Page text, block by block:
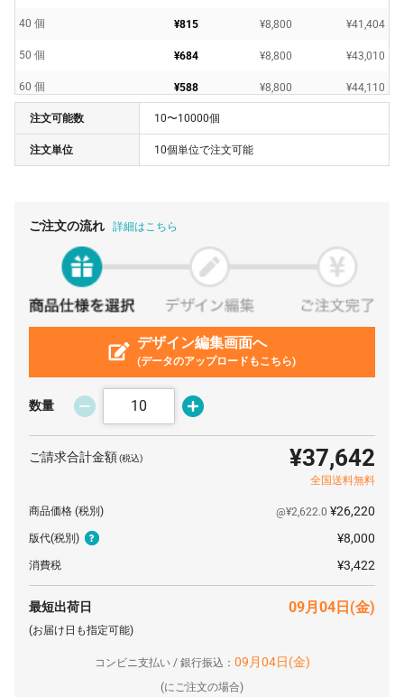
40 個 ¥815 ¥8,800 ¥41,404
50 個 ¥684 ¥8,800 ¥43,010
60 個 ¥588 ¥8,800 ¥44,110
70 個 ¥524
80 個 ¥471
¥235 ¥126,478
注文可能数 10〜10000個
注文単位 10個単位で注文可能
ご注文の流れ 詳細はこちら
デザイン編集画面へ
(データのアップロードもこちら)
数量
ご請求合計金額(税込) ¥37,642
全国送料無料
商品価格 (税別) @¥2,622.0 ¥26,220
版代(税別) ¥8,000
消費税 ¥3,422
最短出荷日 09月04日(金)
(お届け日も指定可能)
コンビニ支払い / 銀行振込： 09月04日(金)
(にご注文の場合)